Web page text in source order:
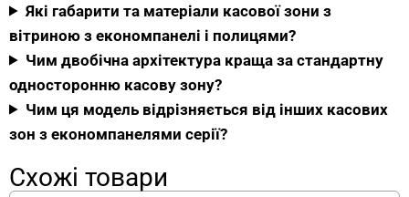
Габарити моделі — 1800×800×1700 мм (ширина
× глибина × висота). Висота 1700 мм
формується з двох частин: висота робочої
стійки — 1000 мм, висота економпанелі над
нею — 700 мм. Це принципово важлива
функціональність виробу.
Які габарити та матеріали касової зони з
вітриною з економпанелі і полицями?
Чим двобічна архітектура краща за стандартну
односторонню касову зону?
Чим ця модель відрізняється від інших касових
зон з економпанелями серії?
Схожі товари